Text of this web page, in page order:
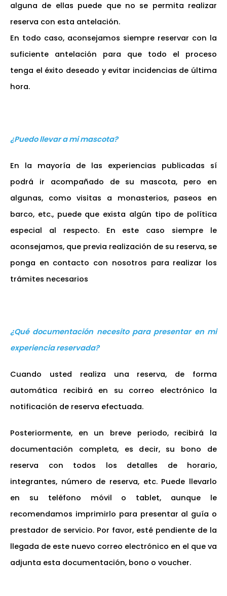
alguna de ellas puede que no se permita realizar
reserva con esta antelación.
En todo caso, aconsejamos siempre reservar con la
suficiente antelación para que todo el proceso
tenga el éxito deseado y evitar incidencias de última
hora.
¿Puedo llevar a mi mascota?
En la mayoría de las experiencias publicadas sí
podrá ir acompañado de su mascota, pero en
algunas, como visitas a monasterios, paseos en
barco, etc., puede que exista algún tipo de política
especial al respecto. En este caso siempre le
aconsejamos, que previa realización de su reserva, se
ponga en contacto con nosotros para realizar los
trámites necesarios
¿Qué documentación necesito para presentar en mi
experiencia reservada?
Cuando usted realiza una reserva, de forma
automática recibirá en su correo electrónico la
notificación de reserva efectuada.
Posteriormente, en un breve periodo, recibirá la
documentación completa, es decir, su bono de
reserva con todos los detalles de horario,
integrantes, número de reserva, etc. Puede llevarlo
en su teléfono móvil o tablet, aunque le
recomendamos imprimirlo para presentar al guía o
prestador de servicio. Por favor, esté pendiente de la
llegada de este nuevo correo electrónico en el que va
adjunta esta documentación, bono o voucher.